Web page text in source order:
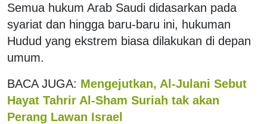
Semua hukum Arab Saudi didasarkan pada
syariat dan hingga baru-baru ini, hukuman
Hudud yang ekstrem biasa dilakukan di depan
umum.
BACA JUGA: Mengejutkan, Al-Julani Sebut
Hayat Tahrir Al-Sham Suriah tak akan
Perang Lawan Israel